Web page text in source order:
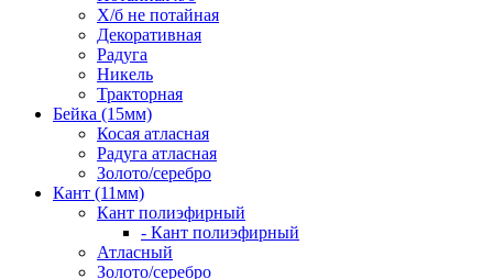
Х/б не потайная
Декоративная
Радуга
Никель
Тракторная
Бейка (15мм)
Косая атласная
Радуга атласная
Золото/серебро
Кант (11мм)
Кант полиэфирный
- Кант полиэфирный
Атласный
Золото/серебро